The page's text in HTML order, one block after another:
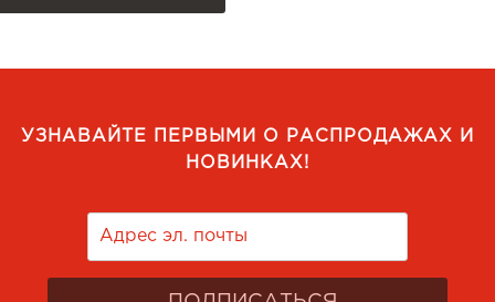
УЗНАВАЙТЕ ПЕРВЫМИ О РАСПРОДАЖАХ И
НОВИНКАХ!